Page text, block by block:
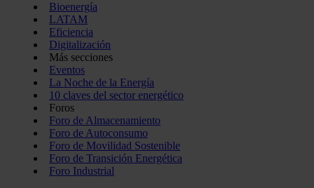
Bioenergía
LATAM
Eficiencia
Digitalización
Más secciones
Eventos
La Noche de la Energía
10 claves del sector energético
Foros
Foro de Almacenamiento
Foro de Autoconsumo
Foro de Movilidad Sostenible
Foro de Transición Energética
Foro Industrial